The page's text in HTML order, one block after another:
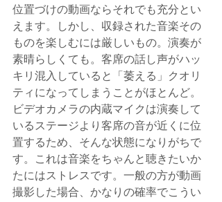
位置づけの動画ならそれでも充分とい
えます。しかし、収録された音楽その
ものを楽しむには厳しいもの。演奏が
素晴らしくても。客席の話し声がハッ
キリ混入していると「萎える」クオリ
ティになってしまうことがほとんど。
ビデオカメラの内蔵マイクは演奏して
いるステージより客席の音が近くに位
置するため、そんな状態になりがちで
す。これは音楽をちゃんと聴きたいか
たにはストレスです。一般の方が動画
撮影した場合、かなりの確率でこうい